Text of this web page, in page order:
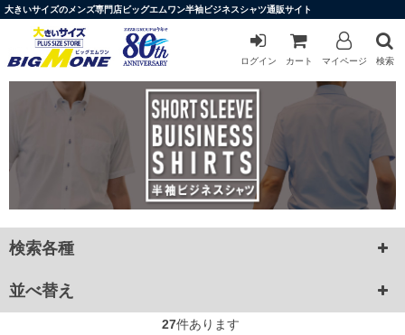
大きいサイズのメンズ専門店ビッグエムワン半袖ビジネスシャツ通販サイト
ログイン カート マイページ 検索
検索各種
並べ替え
27件あります